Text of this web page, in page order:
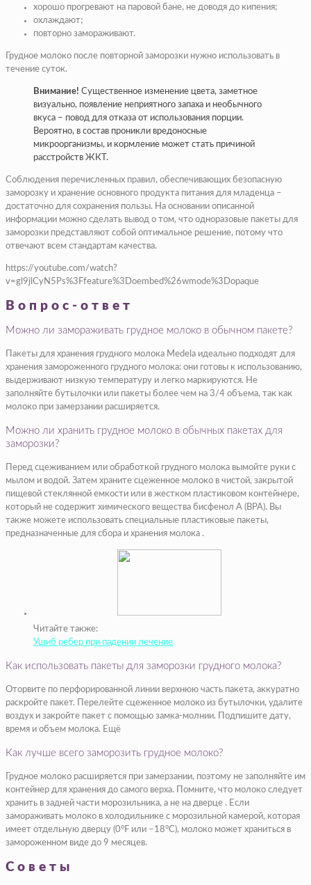
хорошо прогревают на паровой бане, не доводя до кипения;
охлаждают;
повторно замораживают.
Грудное молоко после повторной заморозки нужно использовать в
течение суток.
Внимание! Существенное изменение цвета, заметное
визуально, появление неприятного запаха и необычного
вкуса – повод для отказа от использования порции.
Вероятно, в состав проникли вредоносные
микроорганизмы, и кормление может стать причиной
расстройств ЖКТ.
Соблюдения перечисленных правил, обеспечивающих безопасную
заморозку и хранение основного продукта питания для младенца –
достаточно для сохранения пользы. На основании описанной
информации можно сделать вывод о том, что одноразовые пакеты для
заморозки представляют собой оптимальное решение, потому что
отвечают всем стандартам качества.
https://youtube.com/watch?
v=gl9jlCyN5Ps%3Ffeature%3Doembed%26wmode%3Dopaque
Вопрос-ответ
Можно ли замораживать грудное молоко в обычном пакете?
Пакеты для хранения грудного молока Medela идеально подходят для
хранения замороженного грудного молока: они готовы к использованию,
выдерживают низкую температуру и легко маркируются. Не
заполняйте бутылочки или пакеты более чем на 3/4 объема, так как
молоко при замерзании расширяется.
Можно ли хранить грудное молоко в обычных пакетах для
заморозки?
Перед сцеживанием или обработкой грудного молока вымойте руки с
мылом и водой. Затем храните сцеженное молоко в чистой, закрытой
пищевой стеклянной емкости или в жестком пластиковом контейнере,
который не содержит химического вещества бисфенол А (BPA). Вы
также можете использовать специальные пластиковые пакеты,
предназначенные для сбора и хранения молока .
Читайте также:
Ушиб ребер при падении лечение
Как использовать пакеты для заморозки грудного молока?
Оторвите по перфорированной линии верхнюю часть пакета, аккуратно
раскройте пакет. Перелейте сцеженное молоко из бутылочки, удалите
воздух и закройте пакет с помощью замка-молнии. Подпишите дату,
время и объем молока. Ещё
Как лучше всего заморозить грудное молоко?
Грудное молоко расширяется при замерзании, поэтому не заполняйте им
контейнер для хранения до самого верха. Помните, что молоко следует
хранить в задней части морозильника, а не на дверце . Если
замораживать молоко в холодильнике с морозильной камерой, которая
имеет отдельную дверцу (0°F или −18°C), молоко может храниться в
замороженном виде до 9 месяцев.
Советы